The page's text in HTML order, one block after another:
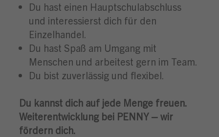
Du hast einen Hauptschulabschluss
und interessierst dich für den
Einzelhandel.
Du hast Spaß am Umgang mit
Menschen und arbeitest gern im Team.
Du bist zuverlässig und flexibel.
Du kannst dich auf jede Menge freuen.
Weiterentwicklung bei PENNY – wir
fördern dich.